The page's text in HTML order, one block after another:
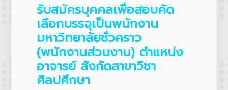
รับสมัครบุคคลเพื่อสอบคัด
เลือกบรรจุเป็นพนักงาน
มหาวิทยาลัยชั่วคราว
(พนักงานส่วนงาน) ตำแหน่ง
อาจารย์ สังกัดสาขาวิชา
ศิลปศึกษา